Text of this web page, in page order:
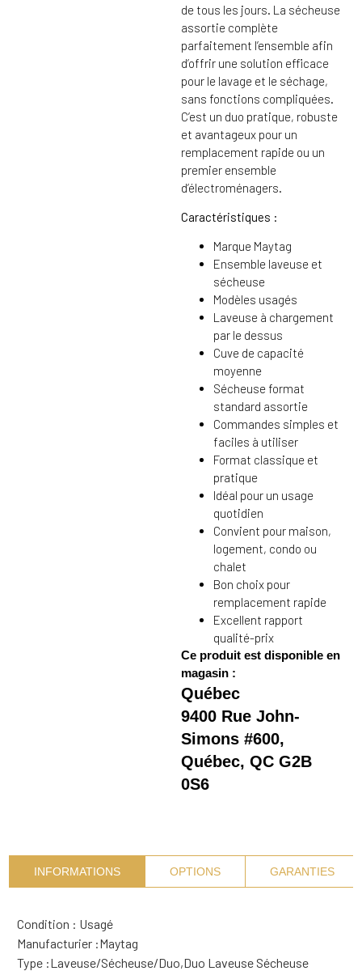
de tous les jours. La sécheuse
assortie complète
parfaitement l’ensemble afin
d’offrir une solution efficace
pour le lavage et le séchage,
sans fonctions compliquées.
C’est un duo pratique, robuste
et avantageux pour un
remplacement rapide ou un
premier ensemble
d’électroménagers.
Caractéristiques :
Marque Maytag
Ensemble laveuse et
sécheuse
Modèles usagés
Laveuse à chargement
par le dessus
Cuve de capacité
moyenne
Sécheuse format
standard assortie
Commandes simples et
faciles à utiliser
Format classique et
pratique
Idéal pour un usage
quotidien
Convient pour maison,
logement, condo ou
chalet
Bon choix pour
remplacement rapide
Excellent rapport
qualité-prix
Ce produit est disponible en
magasin :
Québec
9400 Rue John-
Simons #600,
Québec, QC G2B
0S6
INFORMATIONS OPTIONS GARANTIES
Condition : Usagé
Manufacturier :Maytag
Type :Laveuse/Sécheuse/Duo,Duo Laveuse Sécheuse